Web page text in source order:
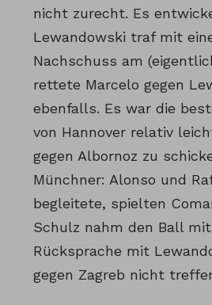
nicht zurecht. Es
Lewandowski traf mit
Nachschuss am
rettete Marcelo gegen
ebenfalls. Es war die
von Hannover relativ
gegen Albornoz zu
Münchner: Alonso und
begleitete, spielten
Schulz nahm den Ball
Rücksprache mit
gegen Zagreb nicht